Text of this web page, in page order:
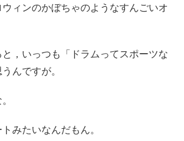
ィンのかぼちゃのようなすんごいオ
，いっつも「ドラムってスポーツな
んですが。
みたいなんだもん。